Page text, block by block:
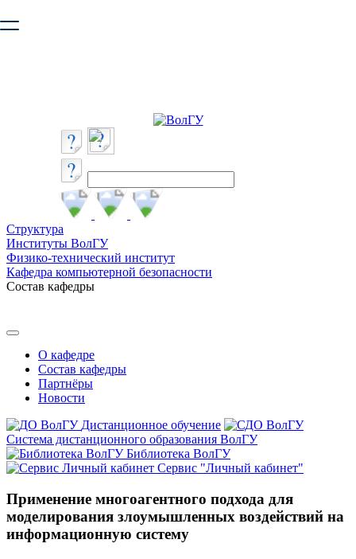
безопасную работу с сайтом. Пожалуйста
Структура
Институты ВолГУ
Физико-технический институт
Кафедра компьютерной безопасности
Состав кафедры
О кафедре
Состав кафедры
Партнёры
Новости
Дистанционное обучение
Система дистанционного образования ВолГУ
Библиотека ВолГУ
Сервис "Личный кабинет"
Применение многоагентного подхода для
моделирования злоумышленных воздействий на
информационную систему